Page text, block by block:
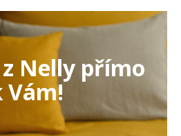
Nelly přímo
Vám!